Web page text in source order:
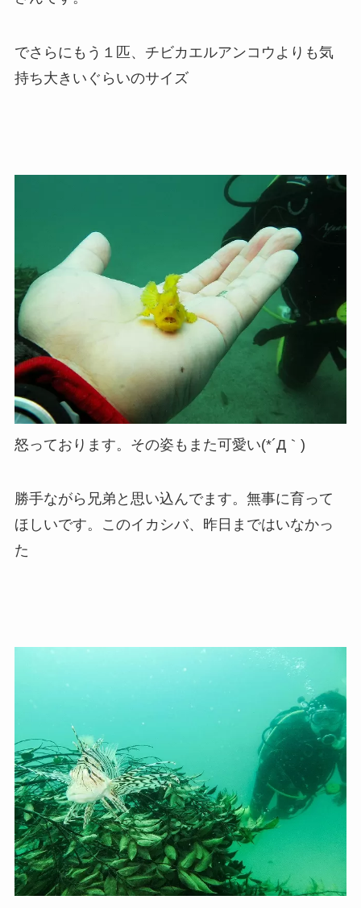
でさらにもう１匹、チビカエルアンコウよりも気
持ち大きいぐらいのサイズ
怒っております。その姿もまた可愛い(*´Д｀)
勝手ながら兄弟と思い込んでます。無事に育って
ほしいです。このイカシバ、昨日まではいなかっ
た